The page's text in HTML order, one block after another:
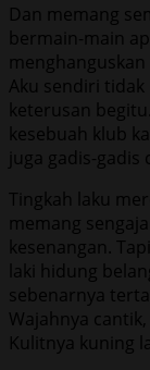
Dan memang
bermain-main
Aku sendiri tidak
keterusan
kesebuah klub
juga gadis-
Tingkah laku
memang
kesenangan.
laki hidung
sebenarnya
Wajahnya
Kulitnya kuning